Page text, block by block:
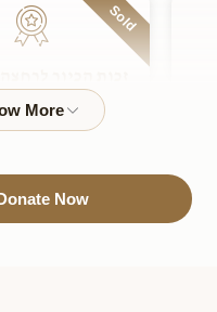
Sold
$3,600.00
Sold
Now